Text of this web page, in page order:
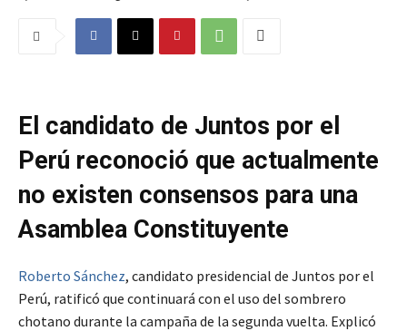
El candidato de Juntos por el
Perú reconoció que actualmente
no existen consensos para una
Asamblea Constituyente
Roberto Sánchez, candidato presidencial de Juntos por el
Perú, ratificó que continuará con el uso del sombrero
chotano durante la campaña de la segunda vuelta. Explicó